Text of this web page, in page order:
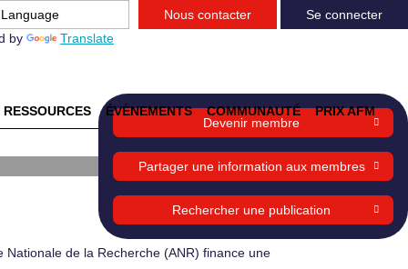
by Translate
Nous contacter Se connecter
RESSOURCES ÉVÈNEMENTS COMMUNAUTÉ PRIX AFM
Devenir membre
Partager une information aux membres
Rechercher une publication
de la Recherche (ANR) finance une